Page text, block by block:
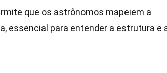
que os astrônomos mapeiem a
essencial para entender a estrutura e